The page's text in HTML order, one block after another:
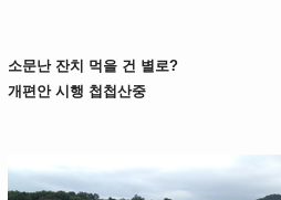
소문난 잔치 먹을 건 별로?
개편안 시행 첩첩산중